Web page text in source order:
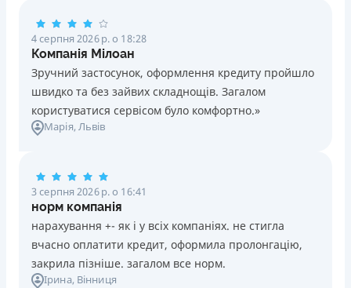
4 серпня 2026 р. о 18:28
Компанія Мілоан
Зручний застосунок, оформлення кредиту пройшло
швидко та без зайвих складнощів. Загалом
користуватися сервісом було комфортно.»
Марія, Львів
3 серпня 2026 р. о 16:41
норм компанія
нарахування +- як і у всіх компаніях. не стигла
вчасно оплатити кредит, оформила пролонгацію,
закрила пізніше. загалом все норм.
Ірина, Вінниця